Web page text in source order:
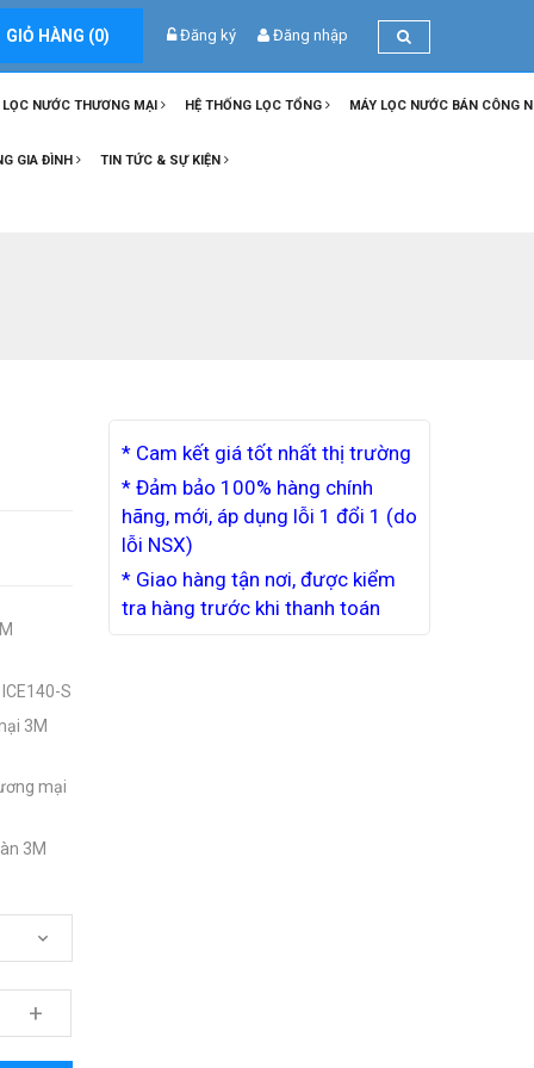
Đăng ký Đăng nhập
GIỎ HÀNG (0)
LỌC NƯỚC THƯƠNG MẠI HỆ THỐNG LỌC TỔNG MÁY LỌC NƯỚC BÁN CÔNG
GIA ĐÌNH TIN TỨC & SỰ KIỆN
S
3M
mại
3M
+
* Cam kết giá tốt nhất thị trường
* Đảm bảo 100% hàng chính
hãng, mới, áp dụng lỗi 1 đổi 1 (do
lỗi NSX)
* Giao hàng tận nơi, được kiểm
tra hàng trước khi thanh toán